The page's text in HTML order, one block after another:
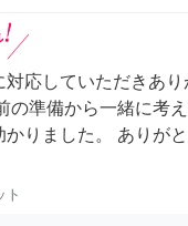
対応していただきあ
の準備から一緒に考
かりました。 ありが
ト